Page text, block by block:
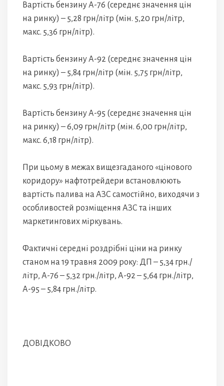
Вартість бензину А-76 (середнє значення цін
на ринку) – 5,28 грн/літр (мін. 5,20 грн/літр,
макс. 5,36 грн/літр).
Вартість бензину А-92 (середнє значення цін
на ринку) – 5,84 грн/літр (мін. 5,75 грн/літр,
макс. 5,93 грн/літр).
Вартість бензину А-95 (середнє значення цін
на ринку) – 6,09 грн/літр (мін. 6,00 грн/літр,
макс. 6,18 грн/літр).
При цьому в межах вищезгаданого «цінового
коридору» нафтотрейдери встановлюють
вартість палива на АЗС самостійно, виходячи з
особливостей розміщення АЗС та інших
маркетингових міркувань.
Фактичні середні роздрібні ціни на ринку
станом на 19 травня 2009 року: ДП – 5,34 грн./
літр, А-76 – 5,32 грн./літр, А-92 – 5,64 грн./літр,
А-95 – 5,84 грн./літр.
ДОВІДКОВО